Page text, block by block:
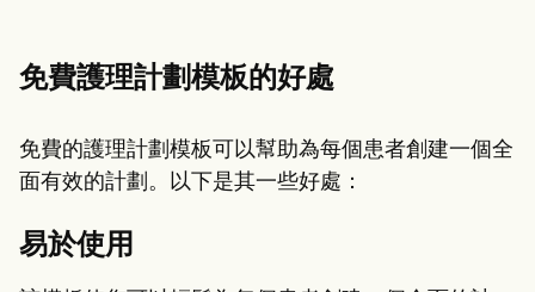
免費護理計劃模板的好處
免費的護理計劃模板可以幫助為每個患者創建一個全
面有效的計劃。以下是其一些好處：
易於使用